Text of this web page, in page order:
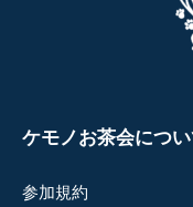
ケモノお茶会につ
参加規約